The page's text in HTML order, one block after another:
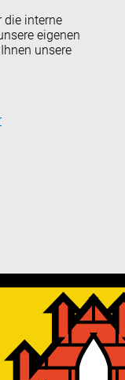
die interne
eigenen
unsere